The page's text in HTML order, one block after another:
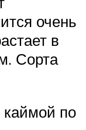
очень
в
Сорта
каймой по